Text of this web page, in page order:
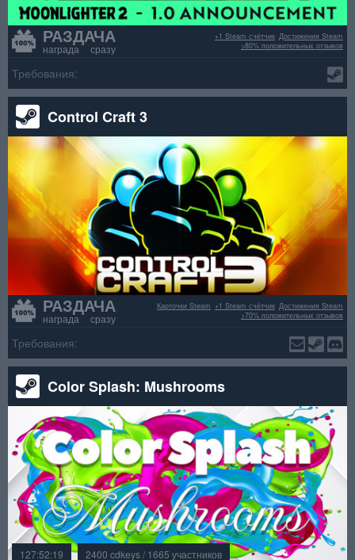
РАЗДАЧА
награда сразу
Достижения Steam
+1 Steam счётчик
>80% положительных отзывов
Требования:
Control Craft 3
РАЗДАЧА
награда сразу
Достижения Steam
+1 Steam счётчик
Карточки Steam
>70% положительных отзывов
Требования:
Color Splash: Mushrooms
127:52:19 2400 cdkeys / 1665 участников